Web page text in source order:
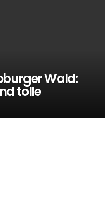
Wald:
tolle